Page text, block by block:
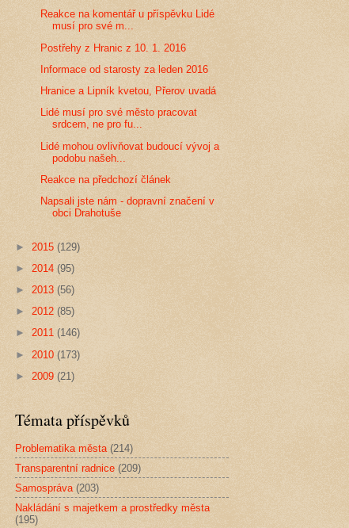
Reakce na komentář u příspěvku Lidé
musí pro své m...
Postřehy z Hranic z 10. 1. 2016
Informace od starosty za leden 2016
Hranice a Lipník kvetou, Přerov uvadá
Lidé musí pro své město pracovat
srdcem, ne pro fu...
Lidé mohou ovlivňovat budoucí vývoj a
podobu našeh...
Reakce na předchozí článek
Napsali jste nám - dopravní značení v
obci Drahotuše
► 2015 (129)
► 2014 (95)
► 2013 (56)
► 2012 (85)
► 2011 (146)
► 2010 (173)
► 2009 (21)
Témata příspěvků
Problematika města (214)
Transparentní radnice (209)
Samospráva (203)
Nakládání s majetkem a prostředky města
(195)